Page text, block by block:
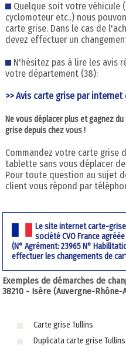
Quelque soit votre véhicule
cyclomoteur etc..) nous
carte grise. Dans le cas de
devez effectuer un
N'hésitez pas à lire les avis
votre département (38):
>> Avis carte grise par internet
Ne vous déplacer plus et gagnez
grise depuis chez vous !
Commandez votre carte
tablette sans vous déplacer
Pour toute question au sujet
client vous répond par
Le site internet carte-
société CVO France
(N° Agrément: 23965 N°
effectuer les changements de
Exemples de démarches de
38210 - Isère (Auvergne-Rhône-
Carte grise Tullins
Duplicata carte grise Tullins